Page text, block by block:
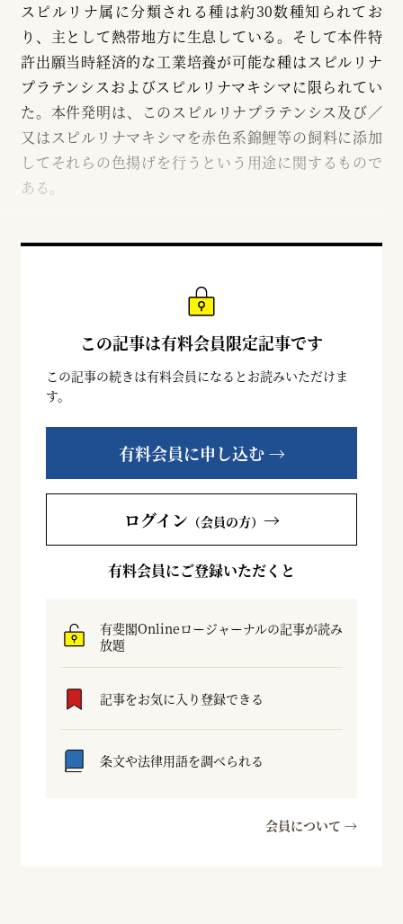
スピルリナ属に分類される種は約30数種知られてお
り、主として熱帯地方に生息している。そして本件特
許出願当時経済的な工業培養が可能な種はスピルリナ
プラテンシスおよびスピルリナマキシマに限られてい
た。本件発明は、このスピルリナプラテンシス及び／
又はスピルリナマキシマを赤色系錦鯉等の飼料に添加
してそれらの色揚げを行うという用途に関するもので
ある。
この記事は有料会員限定記事です
この記事の続きは有料会員になるとお読みいただけま
す。
有料会員に申し込む →
ログイン （会員の方） →
有料会員にご登録いただくと
有斐閣Onlineロージャーナルの記事が読み
放題
記事をお気に入り登録できる
条文や法律用語を調べられる
会員について →